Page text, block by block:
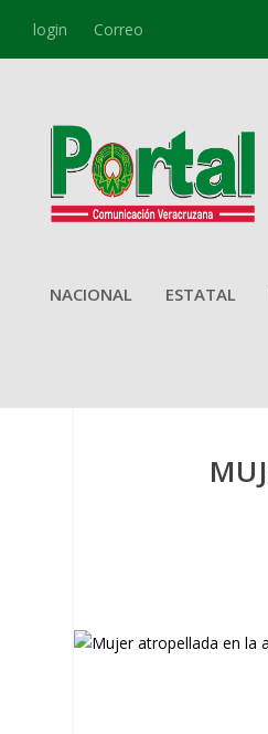
login Correo
NACIONAL ESTATAL